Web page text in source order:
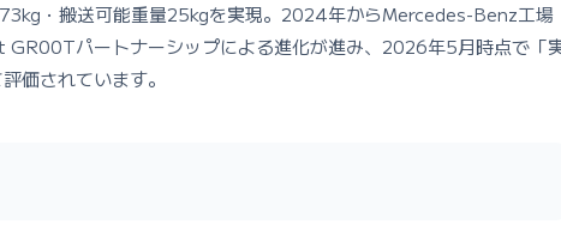
・搬送可能重量25kgを実現。2024年からMercedes-Benz工場
パートナーシップによる進化が進み、2026年5月時点で「
価されています。